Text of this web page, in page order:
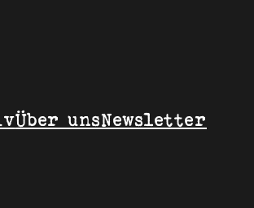
Über unsNewsletter